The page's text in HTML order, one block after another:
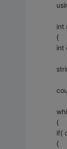
int
{
int
{
if(
{